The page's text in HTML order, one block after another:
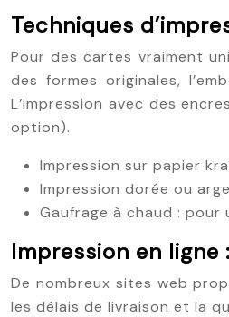
Techniques
Pour des cartes vraiment
des formes originales,
L’impression avec des
option).
Impression sur papier
Impression dorée ou
Gaufrage à chaud :
Impression en
De nombreux sites web
les délais de livraison et la